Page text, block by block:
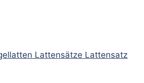
Lattensätze Lattensatz